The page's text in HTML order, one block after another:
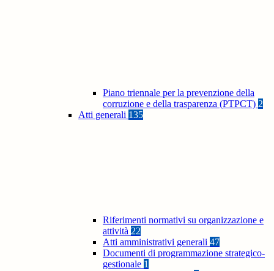
Piano triennale per la prevenzione della
corruzione e della trasparenza (PTPCT) 2
Atti generali 135
Riferimenti normativi su organizzazione e
attività 22
Atti amministrativi generali 47
Documenti di programmazione strategico-
gestionale 1